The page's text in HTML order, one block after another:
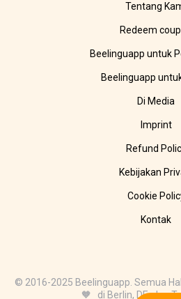
Tentang
Redeem
Beelinguapp untuk
Beelinguapp
Di Media
Imprint
Refund
Kebijakan
Cookie
Kontak
© 2016-2025 Beelinguapp. Semua
🧡 di Berlin, DE, dan